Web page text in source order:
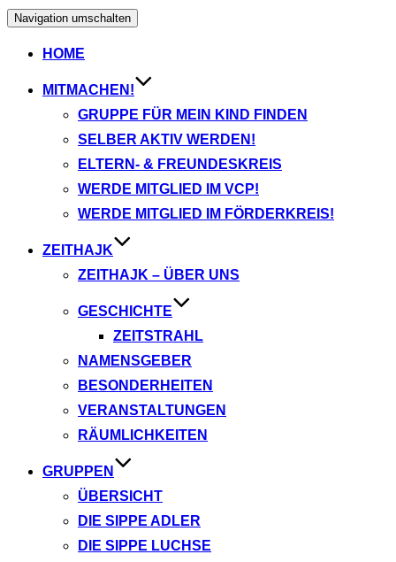
Navigation umschalten
HOME
MITMACHEN!
GRUPPE FÜR MEIN KIND FINDEN
SELBER AKTIV WERDEN!
ELTERN- & FREUNDESKREIS
WERDE MITGLIED IM VCP!
WERDE MITGLIED IM FÖRDERKREIS!
ZEITHAJK
ZEITHAJK – ÜBER UNS
GESCHICHTE
ZEITSTRAHL
NAMENSGEBER
BESONDERHEITEN
VERANSTALTUNGEN
RÄUMLICHKEITEN
GRUPPEN
ÜBERSICHT
DIE SIPPE ADLER
DIE SIPPE LUCHSE